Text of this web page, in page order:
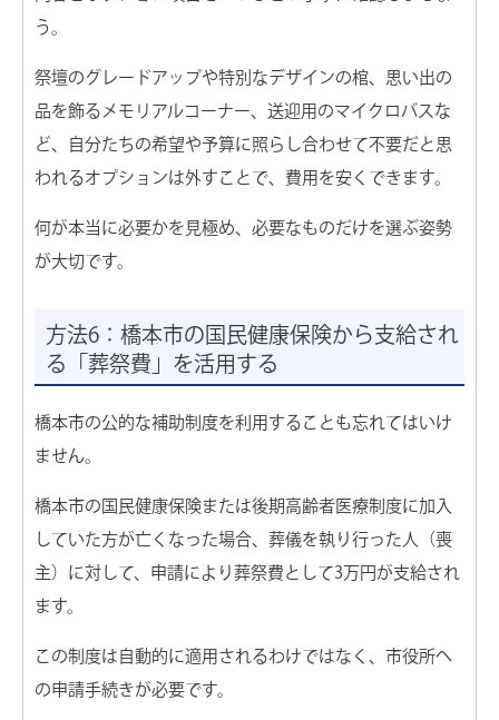
う。
祭壇のグレードアップや特別なデザインの棺、思い出の
品を飾るメモリアルコーナー、送迎用のマイクロバスな
ど、自分たちの希望や予算に照らし合わせて不要だと思
われるオプションは外すことで、費用を安くできます。
何が本当に必要かを見極め、必要なものだけを選ぶ姿勢
が大切です。
方法6：橋本市の国民健康保険から支給され
る「葬祭費」を活用する
橋本市の公的な補助制度を利用することも忘れてはいけ
ません。
橋本市の国民健康保険または後期高齢者医療制度に加入
していた方が亡くなった場合、葬儀を執り行った人（喪
主）に対して、申請により葬祭費として3万円が支給され
ます。
この制度は自動的に適用されるわけではなく、市役所へ
の申請手続きが必要です。